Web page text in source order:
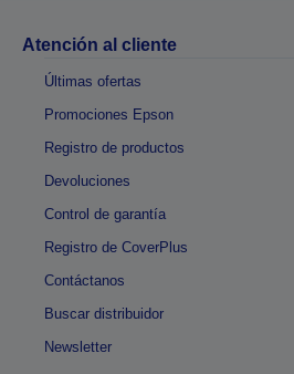
Atención al cliente
Últimas ofertas
Promociones Epson
Registro de productos
Devoluciones
Control de garantía
Registro de CoverPlus
Contáctanos
Buscar distribuidor
Newsletter